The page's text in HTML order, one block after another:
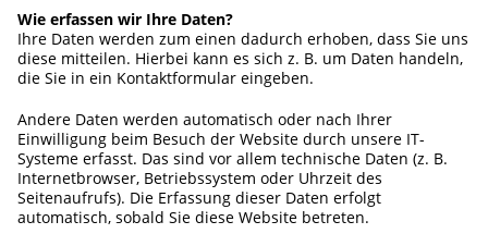
Wie erfassen wir Ihre Daten?
Ihre Daten werden zum einen dadurch erhoben, dass Sie uns
diese mitteilen. Hierbei kann es sich z. B. um Daten handeln,
die Sie in ein Kontaktformular eingeben.
Andere Daten werden automatisch oder nach Ihrer
Einwilligung beim Besuch der Website durch unsere IT-
Systeme erfasst. Das sind vor allem technische Daten (z. B.
Internetbrowser, Betriebssystem oder Uhrzeit des
Seitenaufrufs). Die Erfassung dieser Daten erfolgt
automatisch, sobald Sie diese Website betreten.